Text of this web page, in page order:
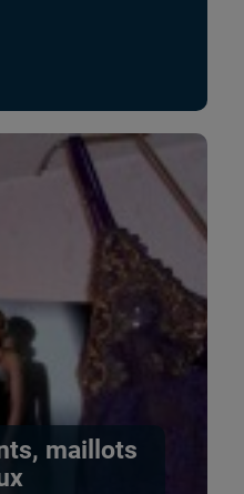
maillots